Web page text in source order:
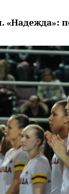
«Надежда»: